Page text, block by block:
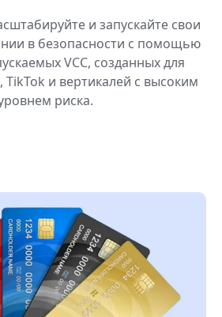
и запускайте свои
в безопасности с помощью
VCC, созданных для
TikTok и вертикалей с высоким
риска.